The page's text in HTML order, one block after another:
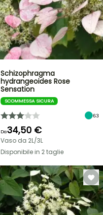
Schizophragma
hydrangeoides Rose
Sensation
SCOMMESSA SICURA
63
Da34,50 €
Vaso da 2L/3L
Disponibile in 2 taglie